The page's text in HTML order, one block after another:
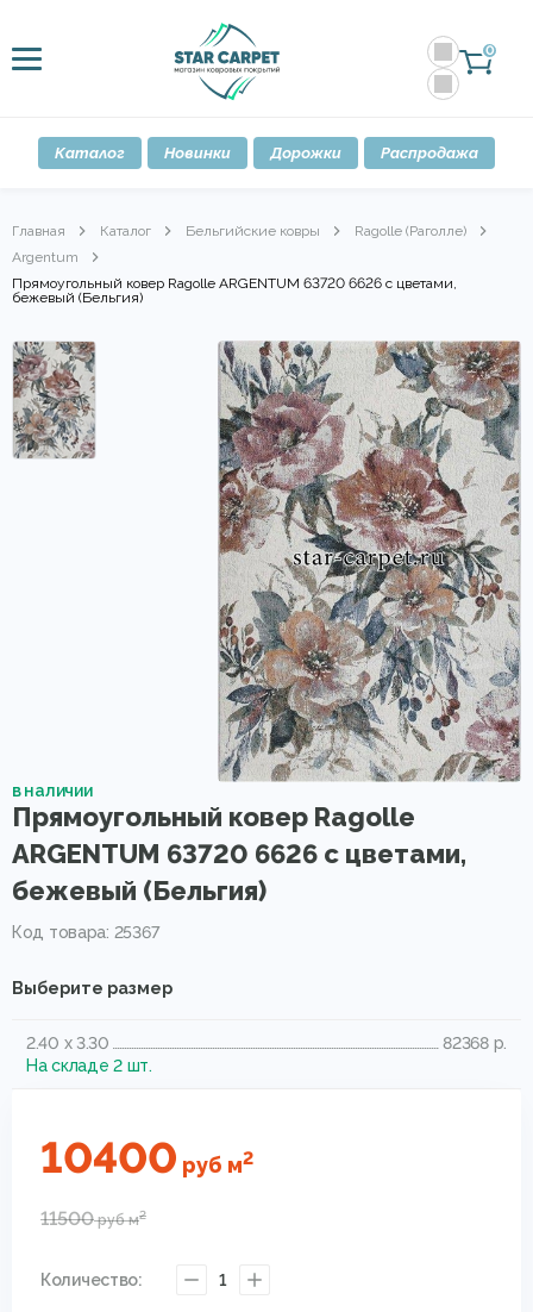
0
Каталог Новинки Дорожки Распродажа
Главная Каталог Бельгийские ковры
Ragolle (Раголле)
Argentum
Прямоугольный ковер Ragolle ARGENTUM 63720 6626 с цветами,
бежевый (Бельгия)
в наличии
Прямоугольный ковер Ragolle
ARGENTUM 63720 6626 с цветами,
бежевый (Бельгия)
Код товара: 25367
Выберите размер
2.40 x 3.30
82368 р.
На складе 2 шт.
10400 руб м2
11500рубм2
Количество: 1